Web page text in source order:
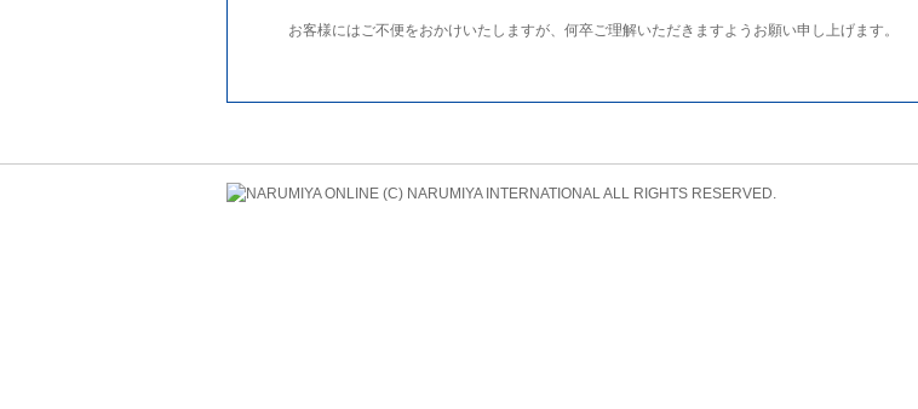
お客様にはご不便をおかけいたしますが、何卒ご理解いただきますようお願い申し上げます。